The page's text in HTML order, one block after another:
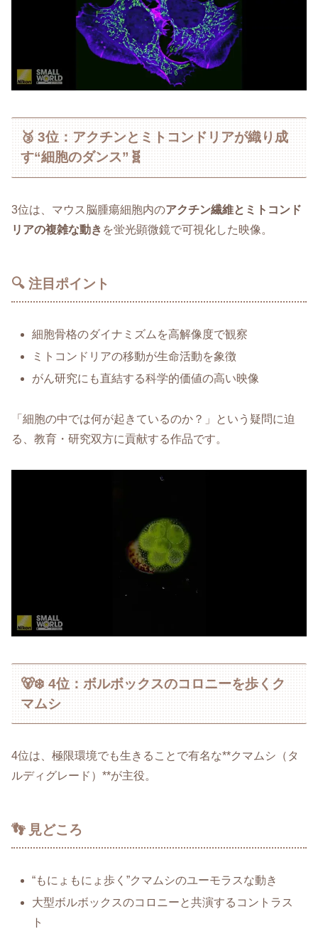
🥉 3位：アクチンとミトコンドリアが織り成
す“細胞のダンス”🧬
3位は、マウス脳腫瘍細胞内のアクチン繊維とミトコンド
リアの複雑な動き を蛍光顕微鏡で可視化した映像。
🔍 注目ポイント
細胞骨格のダイナミズムを高解像度で観察
ミトコンドリアの移動が生命活動を象徴
がん研究にも直結する科学的価値の高い映像
「細胞の中では何が起きているのか？」という疑問に迫
る、教育・研究双方に貢献する作品です。
🐻‍❄️ 4位：ボルボックスのコロニーを歩くク
マムシ
4位は、極限環境でも生きることで有名な**クマムシ（タ
ルディグレード）**が主役。
👣 見どころ
“もにょもにょ歩く”クマムシのユーモラスな動き
大型ボルボックスのコロニーと共演するコントラス
ト